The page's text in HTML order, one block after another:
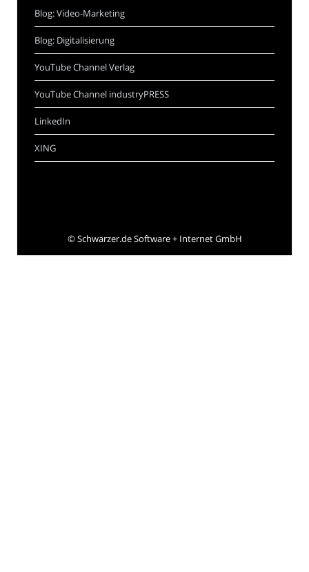
Blog: Video-Marketing
Blog: Digitalisierung
YouTube Channel Verlag
YouTube Channel industryPRESS
LinkedIn
XING
©Schwarzer.de Software + Internet GmbH